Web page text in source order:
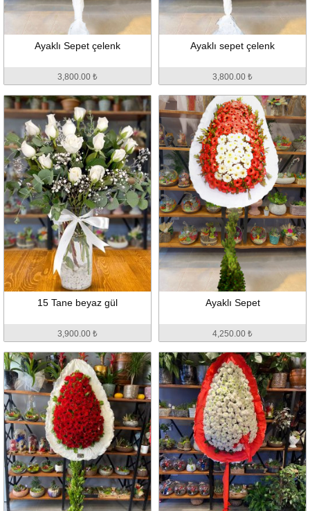
Ayaklı Sepet çelenk
3,800.00 ₺
Ayaklı sepet çelenk
3,800.00 ₺
15 Tane beyaz gül
3,900.00 ₺
Ayaklı Sepet
4,250.00 ₺